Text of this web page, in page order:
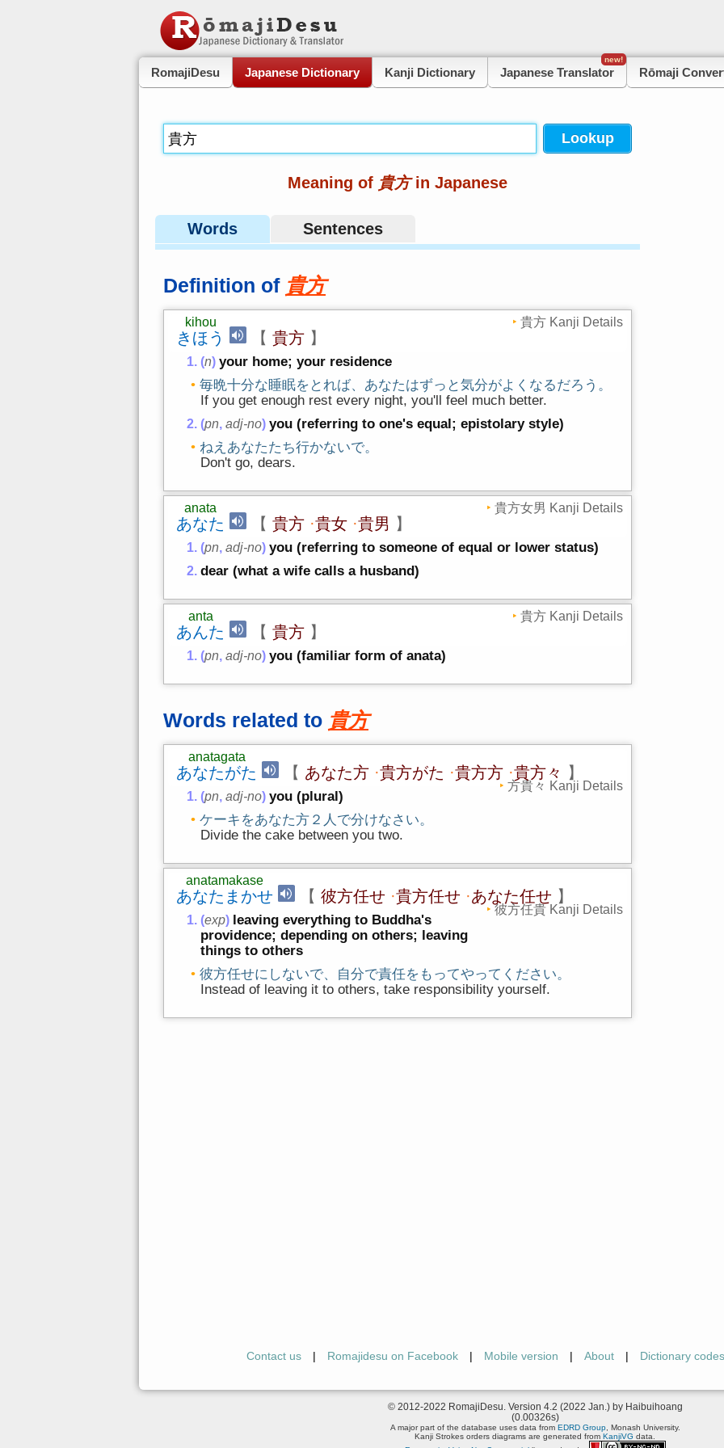
RomajiDesu Japanese Dictionary Kanji Dictionary Japanese Translator
new!
Rōmaji
Meaning of 貴方in Japanese
Words Sentences
Definition of 貴方
きほう
kihou
【 貴方 】
貴方 Kanji Details
(n) your home; your residence
毎晩十分な睡眠をとれば、あなたはずっと気分がよくなるだろう。
If you get enough rest every night, you'll feel much better.
(pn, adj-no) you (referring to one's equal; epistolary style)
ねえあなたたち行かないで。
Don't go, dears.
あなた
anata
【 貴方 ·貴女 ·貴男 】
貴方女男 Kanji Details
(pn, adj-no) you (referring to someone of equal or lower status)
dear (what a wife calls a husband)
あんた
anta
【 貴方 】
貴方 Kanji Details
(pn, adj-no) you (familiar form of anata)
Words related to 貴方
あなたがた
anatagata
【 あなた方 ·貴方がた ·貴方方 ·貴方々 】
方貴々 Kanji Details
(pn, adj-no) you (plural)
ケーキをあなた方２人で分けなさい。
Divide the cake between you two.
あなたまかせ
anatamakase
【 彼方任せ ·貴方任せ ·あなた任せ 】
彼方任貴 Kanji Details
(exp) leaving everything to Buddha's
providence; depending on others; leaving
things to others
彼方任せにしないで、自分で責任をもってやってください。
Instead of leaving it to others, take responsibility yourself.
Contact us | Romajidesu on Facebook | Mobile version | About | Dictionary codes
© 2012-2022 RomajiDesu. Version 4.2 (2022 Jan.) by Haibuihoang
(0.00326s)
A major part of the database uses data from EDRD Group, Monash University.
Kanji Strokes orders diagrams are generated from KanjiVG data.